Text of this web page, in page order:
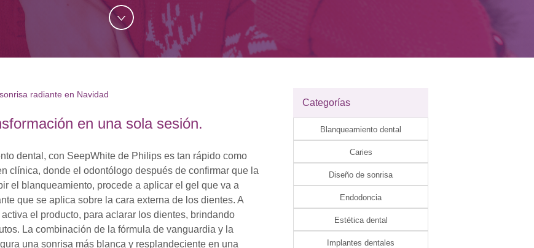
radiante en Navidad
en una sola sesión.
dental, con SeepWhite de Philips es tan rápido como
clínica, donde el odontólogo después de confirmar que la
el blanqueamiento, procede a aplicar el gel que va a
que se aplica sobre la cara externa de los dientes. A
el producto, para aclarar los dientes, brindando
La combinación de la fórmula de vanguardia y la
una sonrisa más blanca y resplandeciente en una
Categorías
Blanqueamiento dental
Caries
Diseño de sonrisa
Endodoncia
Estética dental
Implantes dentales